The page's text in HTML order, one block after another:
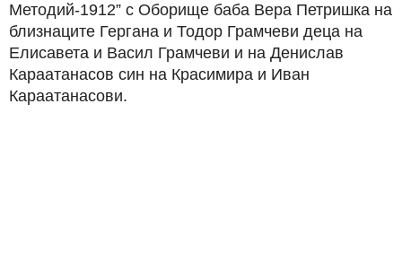
Методий-1912” с Оборище баба Вера Петришка на
близнаците Гергана и Тодор Грамчеви деца на
Елисавета и Васил Грамчеви и на Денислав
Караатанасов син на Красимира и Иван
Караатанасови.